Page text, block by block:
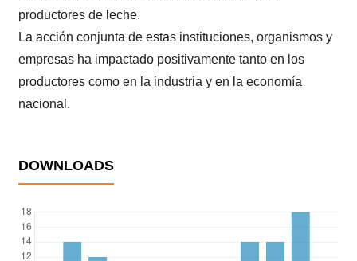
productores de leche.
La acción conjunta de estas instituciones, organismos y
empresas ha impactado positivamente tanto en los
productores como en la industria y en la economía
nacional.
DOWNLOADS